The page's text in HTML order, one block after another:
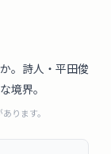
。詩人・平田俊
境界。
ります。